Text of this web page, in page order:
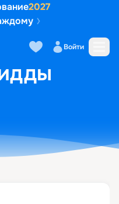
2027
Войти
КРУИЗ ИЗ ДЖИДДЫ